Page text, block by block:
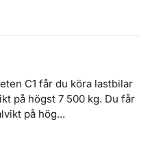
C1 får du köra lastbilar
på högst 7 500 kg. Du får
på hög...